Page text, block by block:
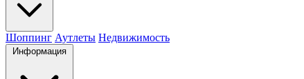
Шоппинг Аутлеты Недвижимость
Информация